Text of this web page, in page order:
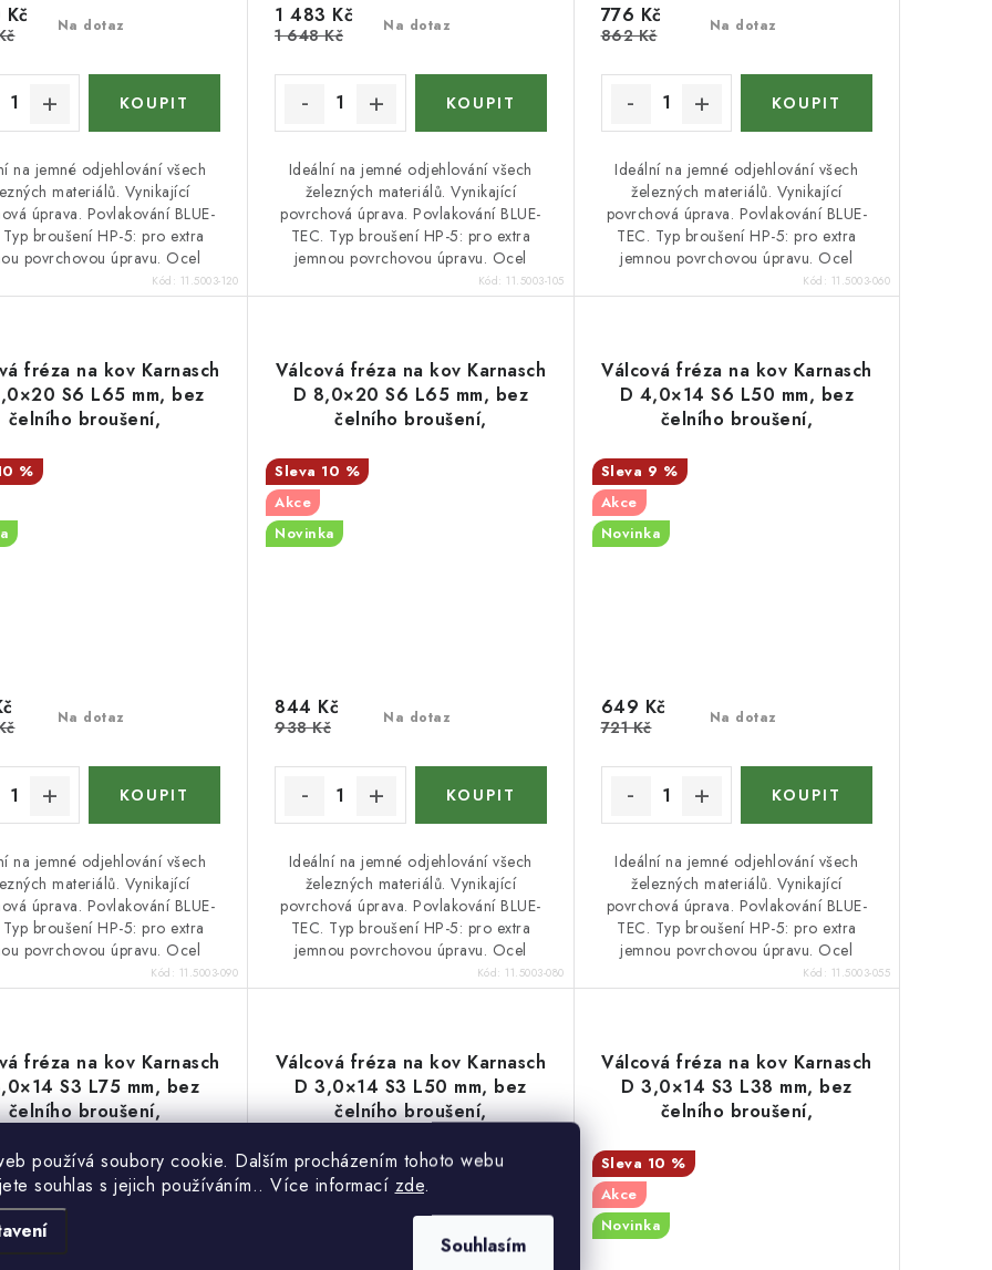
používá soubory cookie. Dalším procházením tohoto webu
souhlas s jejich používáním.. Více informací zde.
Souhlasím
Na dotaz
na jemné odjehlování všech
materiálů. Vynikající
úprava. Povlakování BLUE-
Typ broušení HP-5: pro extra
povrchovou úpravu. Ocel
Kód: 11.5003-120
Na dotaz
1 483 Kč
1 648 Kč
Ideální na jemné odjehlování všech
železných materiálů. Vynikající
povrchová úprava. Povlakování BLUE-
TEC. Typ broušení HP-5: pro extra
jemnou povrchovou úpravu. Ocel
Kód: 11.5003-105
Na dotaz
776 Kč
862 Kč
Ideální na jemné odjehlování všech
železných materiálů. Vynikající
povrchová úprava. Povlakování BLUE-
TEC. Typ broušení HP-5: pro extra
jemnou povrchovou úpravu. Ocel
Kód: 11.5003-060
fréza na kov Karnasch
S6 L65 mm, bez
čelního broušení,
%
Na dotaz
na jemné odjehlování všech
materiálů. Vynikající
úprava. Povlakování BLUE-
Typ broušení HP-5: pro extra
povrchovou úpravu. Ocel
Kód: 11.5003-090
Válcová fréza na kov Karnasch
D 8,0×20 S6 L65 mm, bez
čelního broušení,
10 %
Akce
Novinka
Na dotaz
844 Kč
938 Kč
Ideální na jemné odjehlování všech
železných materiálů. Vynikající
povrchová úprava. Povlakování BLUE-
TEC. Typ broušení HP-5: pro extra
jemnou povrchovou úpravu. Ocel
Kód: 11.5003-080
Válcová fréza na kov Karnasch
D 4,0×14 S6 L50 mm, bez
čelního broušení,
9 %
Akce
Novinka
Na dotaz
649 Kč
721 Kč
Ideální na jemné odjehlování všech
železných materiálů. Vynikající
povrchová úprava. Povlakování BLUE-
TEC. Typ broušení HP-5: pro extra
jemnou povrchovou úpravu. Ocel
Kód: 11.5003-055
fréza na kov Karnasch
S3 L75 mm, bez
čelního broušení,
%
Válcová fréza na kov Karnasch
D 3,0×14 S3 L50 mm, bez
čelního broušení,
9 %
Akce
Válcová fréza na kov Karnasch
D 3,0×14 S3 L38 mm, bez
čelního broušení,
10 %
Akce
Novinka